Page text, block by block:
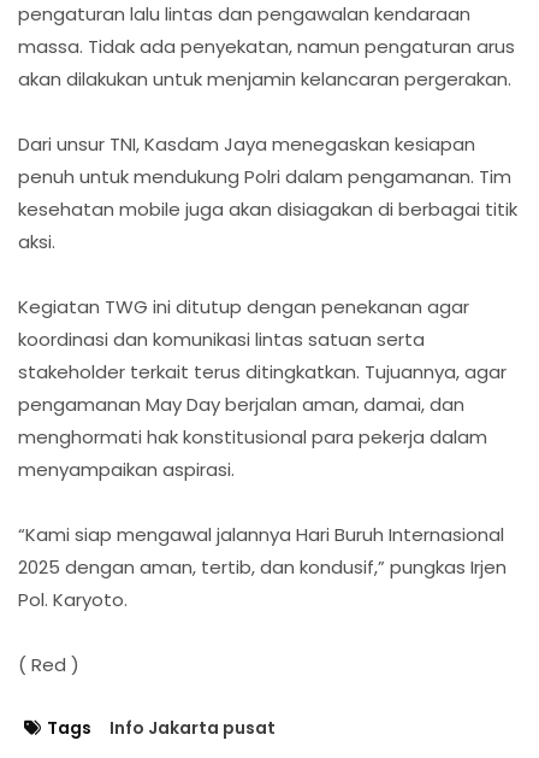
pengaturan lalu lintas dan pengawalan kendaraan
massa. Tidak ada penyekatan, namun pengaturan arus
akan dilakukan untuk menjamin kelancaran pergerakan.
Dari unsur TNI, Kasdam Jaya menegaskan kesiapan
penuh untuk mendukung Polri dalam pengamanan. Tim
kesehatan mobile juga akan disiagakan di berbagai titik
aksi.
Kegiatan TWG ini ditutup dengan penekanan agar
koordinasi dan komunikasi lintas satuan serta
stakeholder terkait terus ditingkatkan. Tujuannya, agar
pengamanan May Day berjalan aman, damai, dan
menghormati hak konstitusional para pekerja dalam
menyampaikan aspirasi.
“Kami siap mengawal jalannya Hari Buruh Internasional
2025 dengan aman, tertib, dan kondusif,” pungkas Irjen
Pol. Karyoto.
( Red )
Tags Info Jakarta pusat